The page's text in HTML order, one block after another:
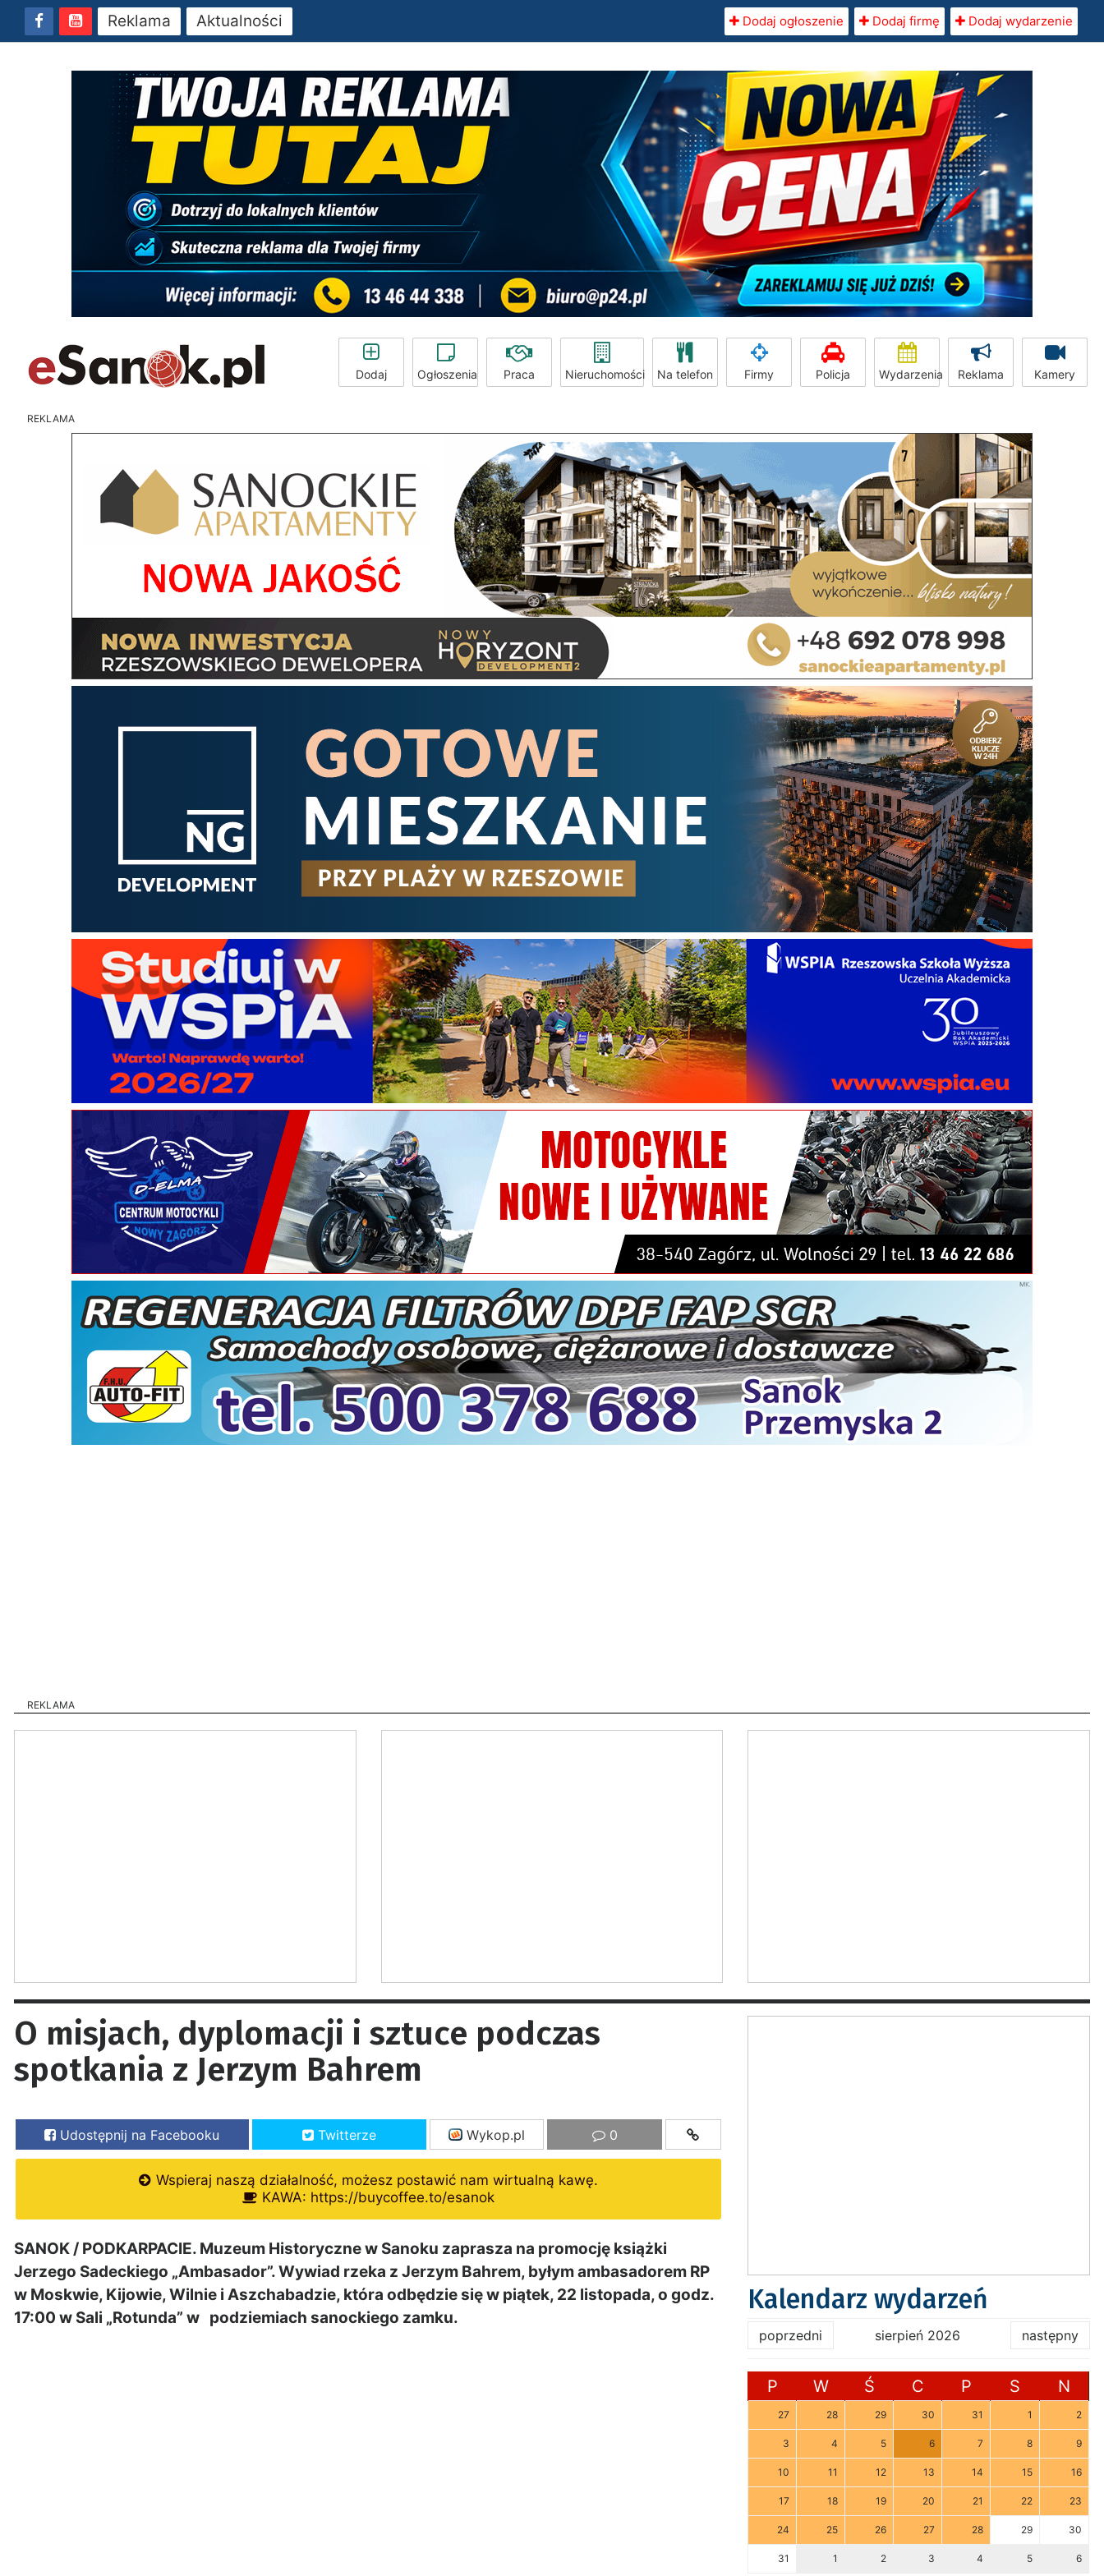
Reklama Aktualności Dodaj ogłoszenie Dodaj firmę Dodaj wydarzenie
Dodaj Ogłoszenia Praca Nieruchomości Na telefon Firmy Policja Wydarzenia Reklama Kamery
REKLAMA
REKLAMA
O misjach, dyplomacji i sztuce podczas
spotkania z Jerzym Bahrem
Udostępnij na Facebooku Twitterze Wykop.pl 0
Wspieraj naszą działalność, możesz postawić nam wirtualną kawę.
KAWA: https://buycoffee.to/esanok
SANOK / PODKARPACIE. Muzeum Historyczne w Sanoku zaprasza na promocję książki
Jerzego Sadeckiego „Ambasador”. Wywiad rzeka z Jerzym Bahrem, byłym ambasadorem RP
w Moskwie, Kijowie, Wilnie i Aszchabadzie, która odbędzie się w piątek, 22 listopada, o godz.
17:00 w Sali „Rotunda” w podziemiach sanockiego zamku.
Kalendarz wydarzeń
poprzedni sierpień 2026 następny
P W Ś C P S N
27 28 29 30 31 1 2
3 4 5 6 7 8 9
10 11 12 13 14 15 16
17 18 19 20 21 22 23
24 25 26 27 28 29 30
31 1 2 3 4 5 6